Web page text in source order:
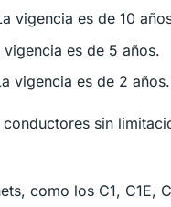
vigencia es de 10
es de 5 años.
vigencia es de 2 años.
sin
como los C1, C1E,